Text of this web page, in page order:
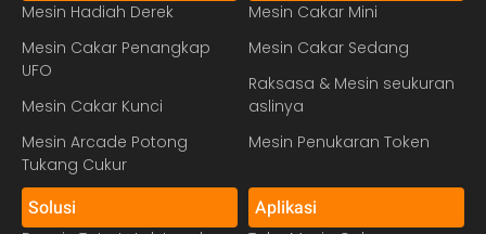
Mesin Hadiah Derek
Mesin Cakar Penangkap
UFO
Mesin Cakar Kunci
Mesin Arcade Potong
Tukang Cukur
Mesin Cakar Mini
Mesin Cakar Sedang
Raksasa & Mesin seukuran
aslinya
Mesin Penukaran Token
Solusi Aplikasi